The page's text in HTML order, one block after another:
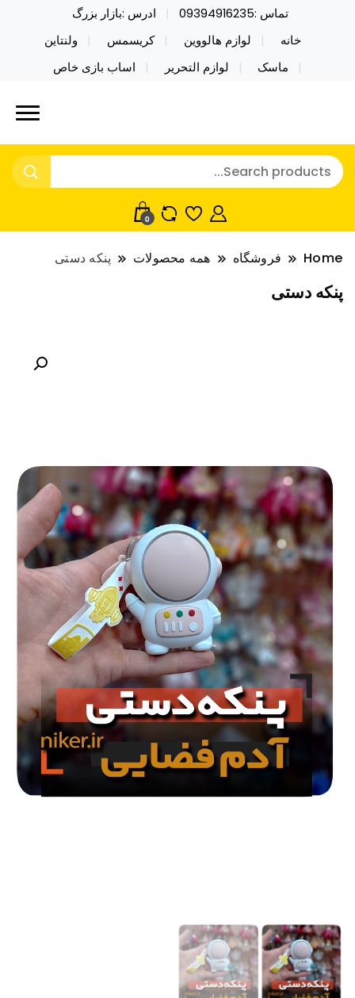
تماس :09394916235
ادرس :بازار بزرگ
خانه
لوازم هالووین کریسمس
ولنتاین
ماسک
لوازم التحریر اساب بازی خاص
نایکر توی فروش عمده لوازم هالووین
ولن تاین کادویی کریسمس اکسسوری
خرید محصولات خاص فیجت اسباب بازی تراول ماگ نایکر
توی فروش عمده لوازم هالووین ولن تاین کادویی
کریسمس اکسسوری ماسک در واردات مستقیم
0
Home فروشگاه همه محصولات پنکه دستی
پنکه دستی